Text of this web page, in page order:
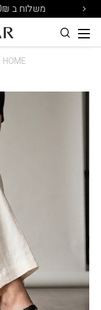
משלוח ב 20₪ בלבד. חינם מעל 499₪ >>
HOME